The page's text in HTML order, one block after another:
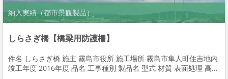
納入実績（都市景観製品）
しらさぎ橋【橋梁用防護柵】
件名 しらさぎ橋 施主 霧島市役所 施工場所 霧島市隼人町住吉地内
竣工年度 2016年度 品名 工事種別 製品名 型式 材質 表面処理 高...